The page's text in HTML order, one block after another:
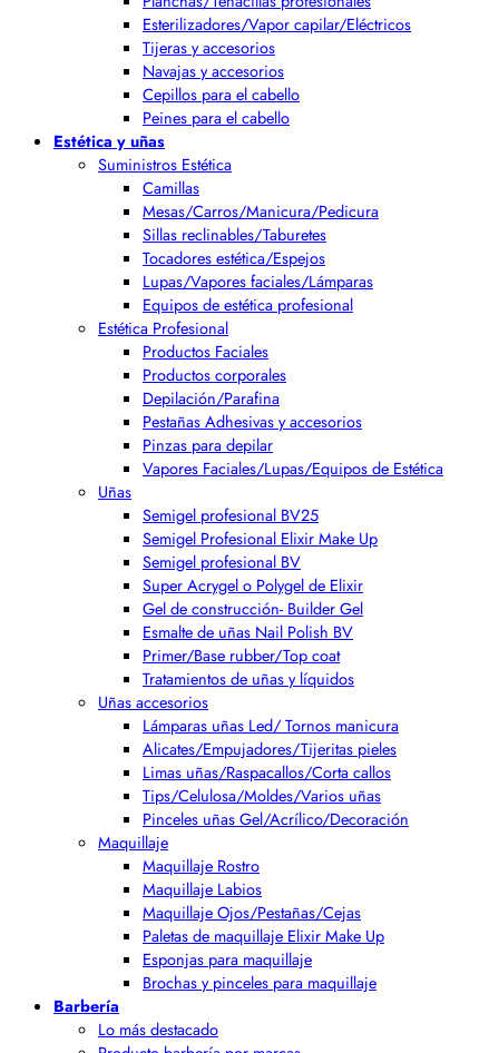
Esterilizadores/Vapor capilar/Eléctricos
Tijeras y accesorios
Navajas y accesorios
Cepillos para el cabello
Peines para el cabello
Estética y uñas
Suministros Estética
Camillas
Mesas/Carros/Manicura/Pedicura
Sillas reclinables/Taburetes
Tocadores estética/Espejos
Lupas/Vapores faciales/Lámparas
Equipos de estética profesional
Estética Profesional
Productos Faciales
Productos corporales
Depilación/Parafina
Pestañas Adhesivas y accesorios
Pinzas para depilar
Vapores Faciales/Lupas/Equipos de Estética
Uñas
Semigel profesional BV25
Semigel Profesional Elixir Make Up
Semigel profesional BV
Super Acrygel o Polygel de Elixir
Gel de construcción- Builder Gel
Esmalte de uñas Nail Polish BV
Primer/Base rubber/Top coat
Tratamientos de uñas y líquidos
Uñas accesorios
Lámparas uñas Led/ Tornos manicura
Alicates/Empujadores/Tijeritas pieles
Limas uñas/Raspacallos/Corta callos
Tips/Celulosa/Moldes/Varios uñas
Pinceles uñas Gel/Acrílico/Decoración
Maquillaje
Maquillaje Rostro
Maquillaje Labios
Maquillaje Ojos/Pestañas/Cejas
Paletas de maquillaje Elixir Make Up
Esponjas para maquillaje
Brochas y pinceles para maquillaje
Barbería
Lo más destacado